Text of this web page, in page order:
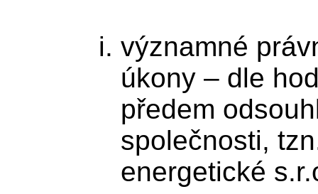
významné
úkony – dle
předem
společnosti,
energetické